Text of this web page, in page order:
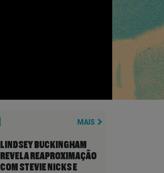
MAIS
LINDSEY BUCKINGHAM
REVELA REAPROXIMAÇÃO
COM STEVIE NICKS E